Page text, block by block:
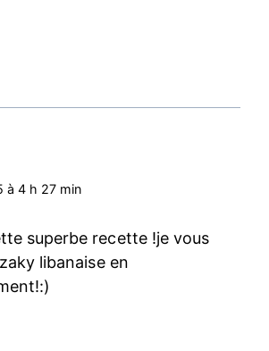
à 4 h 27 min
superbe recette !je vous
libanaise en